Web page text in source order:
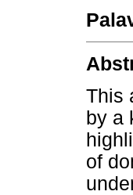
This
by a
of